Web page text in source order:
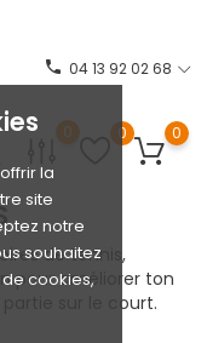
la
site
notre
souhaitez
cookies,
phone 04 13 92 02 68
0 0 0
de tennis,
pour améliorer ton
sur le court.